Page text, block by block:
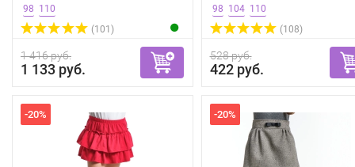
98 110
(101)
1 416 руб.
1 133 руб.
98 104 110
(108)
528 руб.
422 руб.
-20% -20%